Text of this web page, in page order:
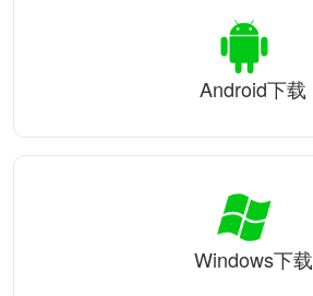
Android下载
Windows下载